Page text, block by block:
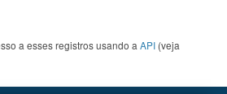
a esses registros usando a API (veja